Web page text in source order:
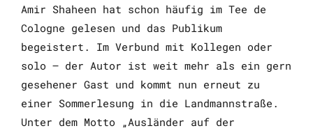
Amir Shaheen hat schon häufig im Tee de
Cologne gelesen und das Publikum
begeistert. Im Verbund mit Kollegen oder
solo – der Autor ist weit mehr als ein gern
gesehener Gast und kommt nun erneut zu
einer Sommerlesung in die Landmannstraße.
Unter dem Motto „Ausländer auf der